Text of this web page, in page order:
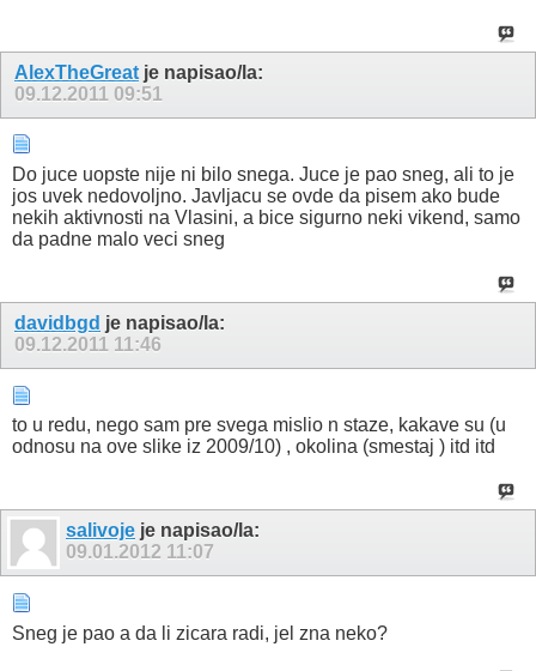
AlexTheGreat je napisao/la:
09.12.2011 09:51
Do juce uopste nije ni bilo snega. Juce je pao sneg, ali to je
jos uvek nedovoljno. Javljacu se ovde da pisem ako bude
nekih aktivnosti na Vlasini, a bice sigurno neki vikend, samo
da padne malo veci sneg
davidbgd je napisao/la:
09.12.2011 11:46
to u redu, nego sam pre svega mislio n staze, kakave su (u
odnosu na ove slike iz 2009/10) , okolina (smestaj ) itd itd
salivoje je napisao/la:
09.01.2012 11:07
Sneg je pao a da li zicara radi, jel zna neko?